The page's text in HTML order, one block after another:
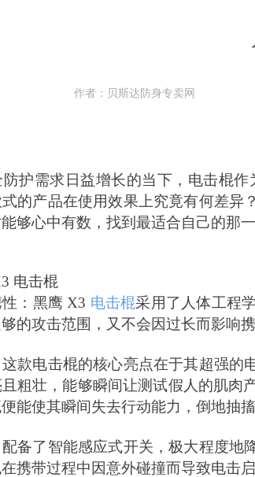
护需求日益增长的当下，电击棍
的产品在使用效果上究竟有何差异
够心中有数，找到最适合自己的那
电击棍
：黑鹰 X3 电击棍采用了人体工程
的攻击范围，又不会因过长而影响
款电击棍的核心亮点在于其超强的
粗壮，能够瞬间让测试假人的肌肉
能使其瞬间失去行动能力，倒地抽
备了智能感应式开关，极大程度地
携带过程中因意外碰撞而导致电击
作者：贝斯达防身专卖网